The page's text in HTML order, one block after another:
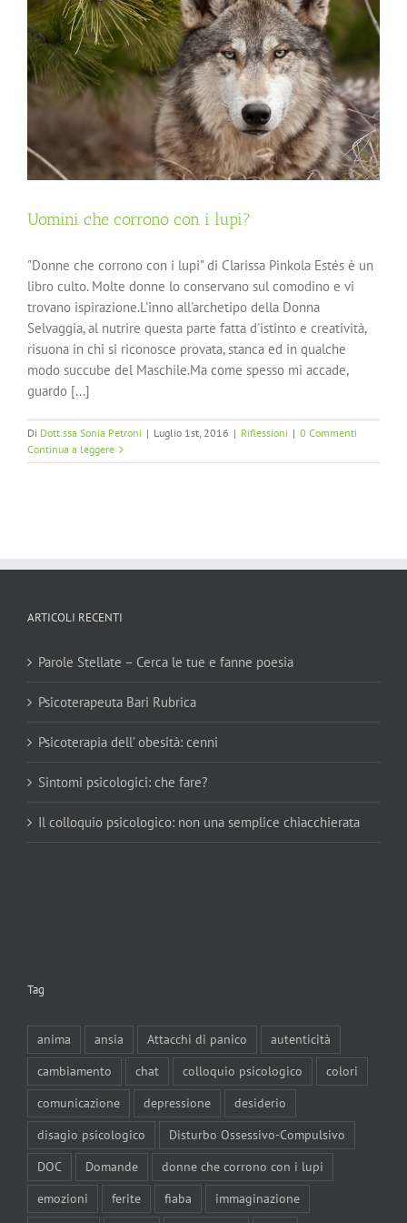
Uomini che corrono con i lupi?
"Donne che corrono con i lupi" di Clarissa Pinkola Estés è un
libro culto. Molte donne lo conservano sul comodino e vi
trovano ispirazione.L'inno all'archetipo della Donna
Selvaggia, al nutrire questa parte fatta d'istinto e creatività,
risuona in chi si riconosce provata, stanca ed in qualche
modo succube del Maschile.Ma come spesso mi accade,
guardo [...]
Di Dott.ssa Sonia Petroni | Luglio 1st, 2016 | Riflessioni | 0 Commenti
Continua a leggere
ARTICOLI RECENTI
Parole Stellate – Cerca le tue e fanne poesia
Psicoterapeuta Bari Rubrica
Psicoterapia dell’ obesità: cenni
Sintomi psicologici: che fare?
Il colloquio psicologico: non una semplice chiacchierata
Tag
anima ansia Attacchi di panico
autenticità
cambiamento
chat colloquio psicologico
colori
comunicazione
depressione
desiderio
disagio psicologico
Disturbo Ossessivo-Compulsivo
DOC
Domande
donne che corrono con i lupi
emozioni
ferite fiaba
immaginazione